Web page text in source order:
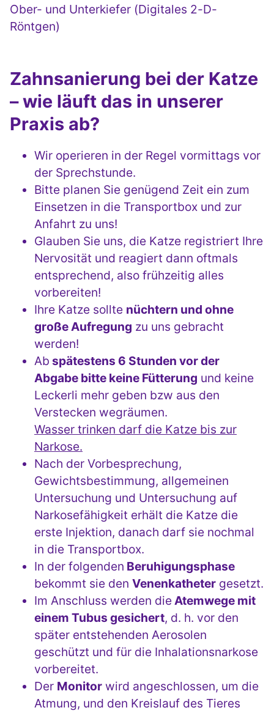
Ober- und Unterkiefer (Digitales 2-D-
Röntgen)
Zahnsanierung bei der Katze
– wie läuft das in unserer
Praxis ab?
Wir operieren in der Regel vormittags vor
der Sprechstunde.
Bitte planen Sie genügend Zeit ein zum
Einsetzen in die Transportbox und zur
Anfahrt zu uns!
Glauben Sie uns, die Katze registriert Ihre
Nervosität und reagiert dann oftmals
entsprechend, also frühzeitig alles
vorbereiten!
Ihre Katze sollte nüchtern und ohne
große Aufregung zu uns gebracht
werden!
Ab spätestens 6 Stunden vor der
Abgabe bitte keine Fütterung und keine
Leckerli mehr geben bzw aus den
Verstecken wegräumen.
Wasser trinken darf die Katze bis zur
Narkose.
Nach der Vorbesprechung,
Gewichtsbestimmung, allgemeinen
Untersuchung und Untersuchung auf
Narkosefähigkeit erhält die Katze die
erste Injektion, danach darf sie nochmal
in die Transportbox.
In der folgenden Beruhigungsphase
bekommt sie den Venenkatheter gesetzt.
Im Anschluss werden dieAtemwege mit
einem Tubus gesichert, d. h. vor den
später entstehenden Aerosolen
geschützt und für die Inhalationsnarkose
vorbereitet.
Der Monitor wird angeschlossen, um die
Atmung, und den Kreislauf des Tieres